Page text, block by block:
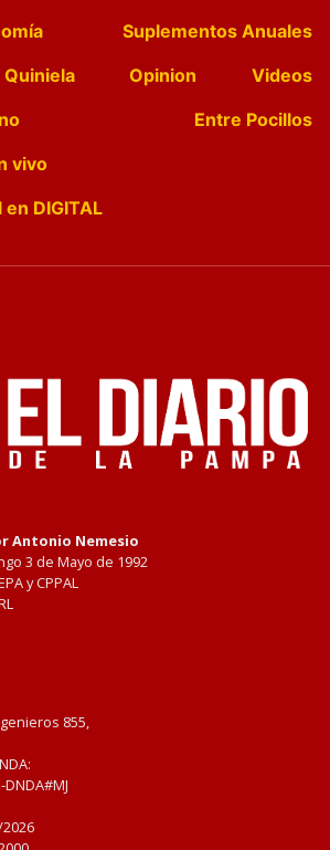
Suplementos Anuales
Quiniela Opinion
Videos
Entre Pocillos
vivo
en DIGITAL
Antonio Nemesio
3 de Mayo de 1992
y CPPAL
855,